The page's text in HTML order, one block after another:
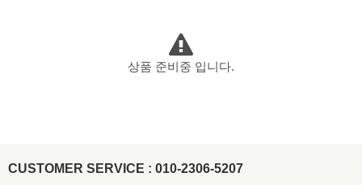
상품 준비중 입니다.
CUSTOMER SERVICE : 010-2306-5207